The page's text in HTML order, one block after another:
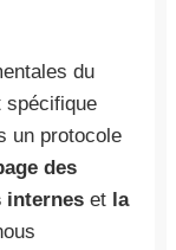
du
spécifique
un protocole
des
internes et la